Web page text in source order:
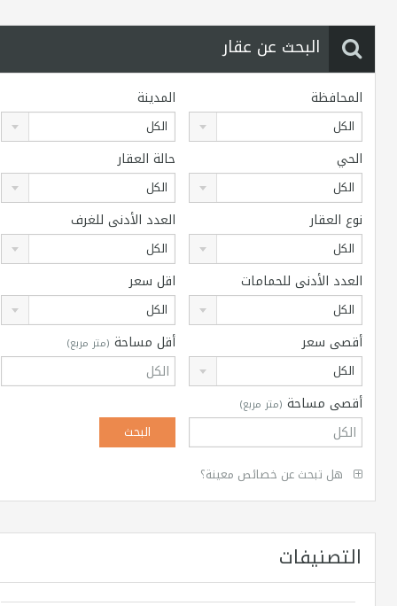
البحث عن عقار
المحافظة
الكل
المدينة
الكل
الحي
الكل
حالة العقار
الكل
نوع العقار
الكل
العدد الأدنى للغرف
الكل
العدد الأدنى للحمامات
الكل
اقل سعر
الكل
أقصى سعر
الكل
أقل مساحة(متر مربع)
أقصى مساحة(متر مربع)
هل تبحث عن خصائص معينة؟
التصنيفات